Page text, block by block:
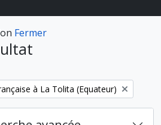
Fermer
à La Tolita (Equateur)